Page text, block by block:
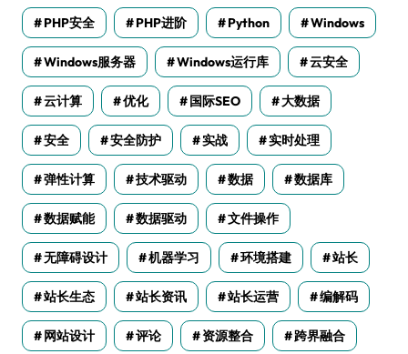
PHP安全 PHP进阶 Python Windows
Windows服务器 Windows运行库 云安全
云计算 优化 国际SEO 大数据
安全 安全防护 实战 实时处理
弹性计算 技术驱动 数据 数据库
数据赋能 数据驱动 文件操作
无障碍设计 机器学习 环境搭建 站长
站长生态 站长资讯 站长运营 编解码
网站设计 评论 资源整合 跨界融合